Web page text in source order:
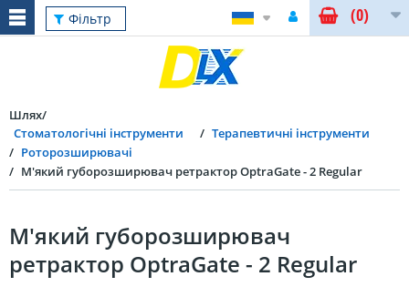
Фільтр (0)
Шлях
Стоматологічні інструменти
Терапевтичні інструменти
Роторозширювачі
М'який губорозширювач ретрактор OptraGate - 2 Regular
М'який губорозширювач
ретрактор OptraGate - 2 Regular